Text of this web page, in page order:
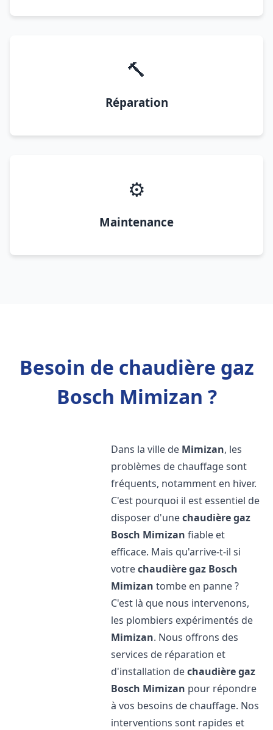
🔨
Réparation
⚙️
Maintenance
Besoin de chaudière gaz
Bosch Mimizan ?
Dans la ville de Mimizan, les
problèmes de chauffage sont
fréquents, notamment en hiver.
C'est pourquoi il est essentiel de
disposer d'unechaudière gaz
Bosch Mimizan fiable et
efficace. Mais qu'arrive-t-il si
votrechaudière gaz Bosch
Mimizan tombe en panne ?
C'est là que nous intervenons,
les plombiers expérimentés de
Mimizan. Nous offrons des
services de réparation et
d'installation dechaudière gaz
Bosch Mimizan pour répondre
à vos besoins de chauffage. Nos
interventions sont rapides et